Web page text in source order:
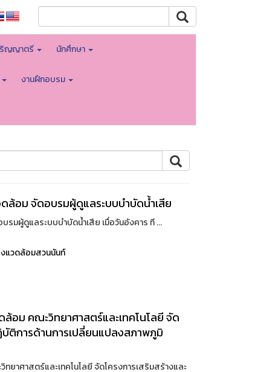
ญญาตรี นักศึกษา
งานฝึกอบรม
ล้อม จัดอบรมผู้ดูแลระบบบำบัดน้ำเสีย
มผู้ดูแลระบบบำบัดน้ำเสีย เมื่อวันอังคาร ที ...
แวดล้อมสวนนันท์
ล้อม คณะวิทยาศาสตร์และเทคโนโลยี จัด
ติการด้านการเปลี่ยนแปลงสภาพภูมิ
ยาศาสตร์และเทคโนโลยี จัดโครงการเสริมสร้างและ